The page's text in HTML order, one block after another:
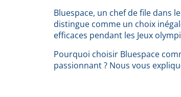
Bluespace, un chef de file dans
distingue comme un choix
efficaces pendant les Jeux
Pourquoi choisir Bluespace
passionnant ? Nous vous